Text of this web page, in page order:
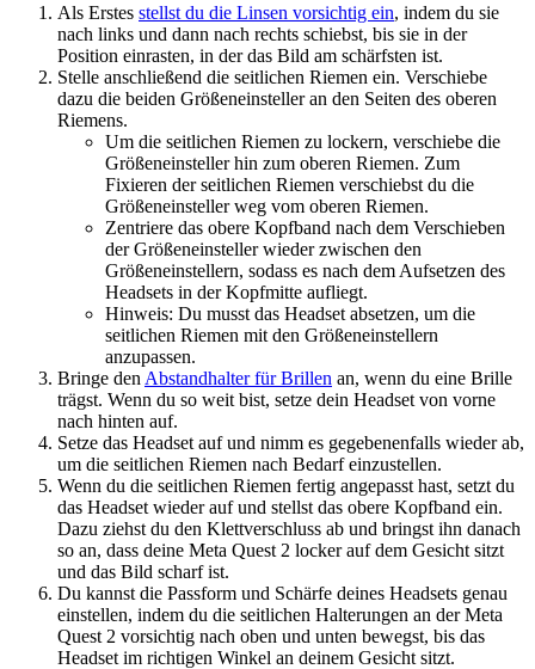
Als Erstes stellst du die Linsen vorsichtig ein, indem du sie
nach links und dann nach rechts schiebst, bis sie in der
Position einrasten, in der das Bild am schärfsten ist.
Stelle anschließend die seitlichen Riemen ein. Verschiebe
dazu die beiden Größeneinsteller an den Seiten des oberen
Riemens.
Um die seitlichen Riemen zu lockern, verschiebe die
Größeneinsteller hin zum oberen Riemen. Zum
Fixieren der seitlichen Riemen verschiebst du die
Größeneinsteller weg vom oberen Riemen.
Zentriere das obere Kopfband nach dem Verschieben
der Größeneinsteller wieder zwischen den
Größeneinstellern, sodass es nach dem Aufsetzen des
Headsets in der Kopfmitte aufliegt.
Hinweis: Du musst das Headset absetzen, um die
seitlichen Riemen mit den Größeneinstellern
anzupassen.
Bringe den Abstandhalter für Brillen an, wenn du eine Brille
trägst. Wenn du so weit bist, setze dein Headset von vorne
nach hinten auf.
Setze das Headset auf und nimm es gegebenenfalls wieder ab,
um die seitlichen Riemen nach Bedarf einzustellen.
Wenn du die seitlichen Riemen fertig angepasst hast, setzt du
das Headset wieder auf und stellst das obere Kopfband ein.
Dazu ziehst du den Klettverschluss ab und bringst ihn danach
so an, dass deine Meta Quest 2 locker auf dem Gesicht sitzt
und das Bild scharf ist.
Du kannst die Passform und Schärfe deines Headsets genau
einstellen, indem du die seitlichen Halterungen an der Meta
Quest 2 vorsichtig nach oben und unten bewegst, bis das
Headset im richtigen Winkel an deinem Gesicht sitzt.